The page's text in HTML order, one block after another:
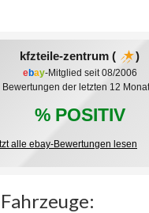
kfzteile-zentrum ( )
ebay-Mitglied seit 08/2006
Bewertungen der letzten 12
% POSITIV
alle ebay-Bewertungen lesen